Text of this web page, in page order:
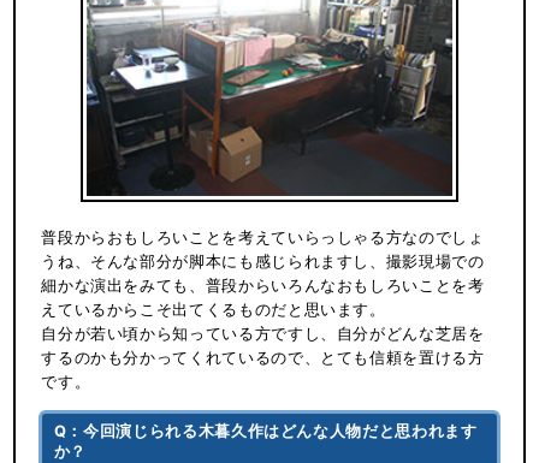
普段からおもしろいことを考えていらっしゃる方なのでしょ
うね、そんな部分が脚本にも感じられますし、撮影現場での
細かな演出をみても、普段からいろんなおもしろいことを考
えているからこそ出てくるものだと思います。
自分が若い頃から知っている方ですし、自分がどんな芝居を
するのかも分かってくれているので、とても信頼を置ける方
です。
Q：今回演じられる木暮久作はどんな人物だと思われます
か？